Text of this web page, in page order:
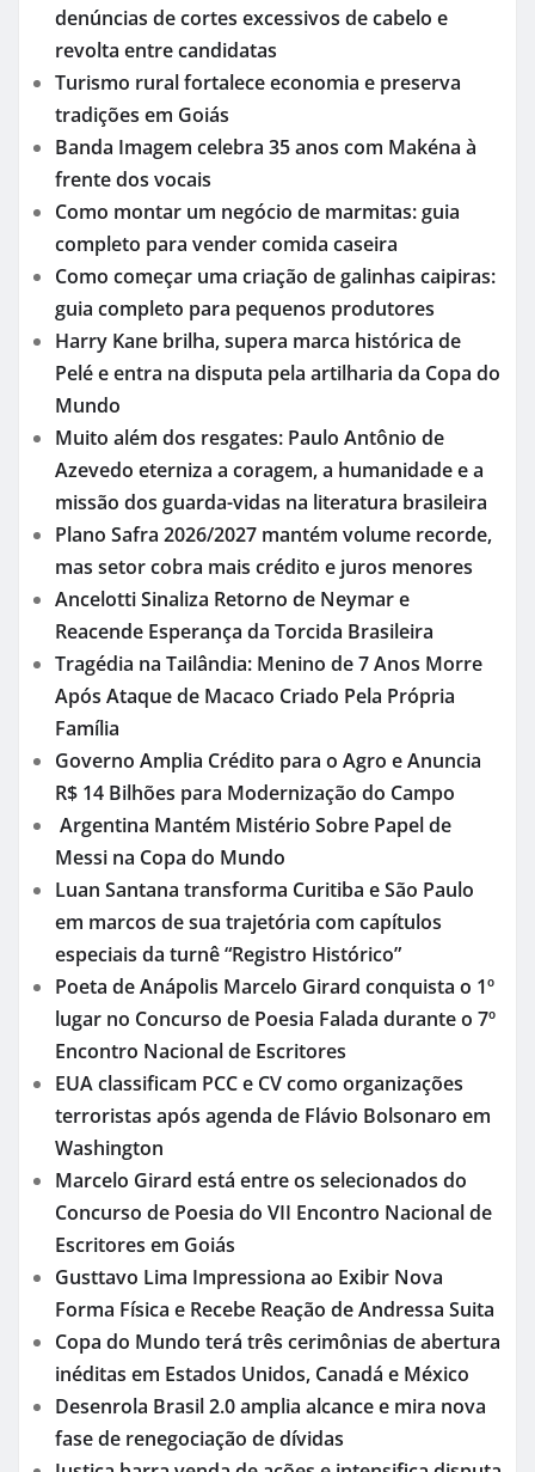
denúncias de cortes excessivos de cabelo e
revolta entre candidatas
Turismo rural fortalece economia e preserva
tradições em Goiás
Banda Imagem celebra 35 anos com Makéna à
frente dos vocais
Como montar um negócio de marmitas: guia
completo para vender comida caseira
Como começar uma criação de galinhas caipiras:
guia completo para pequenos produtores
Harry Kane brilha, supera marca histórica de
Pelé e entra na disputa pela artilharia da Copa do
Mundo
Muito além dos resgates: Paulo Antônio de
Azevedo eterniza a coragem, a humanidade e a
missão dos guarda-vidas na literatura brasileira
Plano Safra 2026/2027 mantém volume recorde,
mas setor cobra mais crédito e juros menores
Ancelotti Sinaliza Retorno de Neymar e
Reacende Esperança da Torcida Brasileira
Tragédia na Tailândia: Menino de 7 Anos Morre
Após Ataque de Macaco Criado Pela Própria
Família
Governo Amplia Crédito para o Agro e Anuncia
R$ 14 Bilhões para Modernização do Campo
Argentina Mantém Mistério Sobre Papel de
Messi na Copa do Mundo
Luan Santana transforma Curitiba e São Paulo
em marcos de sua trajetória com capítulos
especiais da turnê “Registro Histórico”
Poeta de Anápolis Marcelo Girard conquista o 1º
lugar no Concurso de Poesia Falada durante o 7º
Encontro Nacional de Escritores
EUA classificam PCC e CV como organizações
terroristas após agenda de Flávio Bolsonaro em
Washington
Marcelo Girard está entre os selecionados do
Concurso de Poesia do VII Encontro Nacional de
Escritores em Goiás
Gusttavo Lima Impressiona ao Exibir Nova
Forma Física e Recebe Reação de Andressa Suita
Copa do Mundo terá três cerimônias de abertura
inéditas em Estados Unidos, Canadá e México
Desenrola Brasil 2.0 amplia alcance e mira nova
fase de renegociação de dívidas